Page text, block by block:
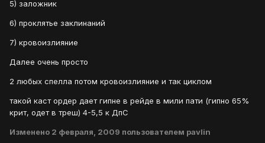
5) заложник
6) проклятье заклинаний
7) кровоизлияние
Далее очень просто
2 любых спелла потом кровоизлияние и так циклом
такой каст ордер дает гипне в рейде в мили пати (гипно 65%
крит, одет в треш) 4-5,5 к ДпС
Изменено 2 февраля, 2009 пользователем pavlin